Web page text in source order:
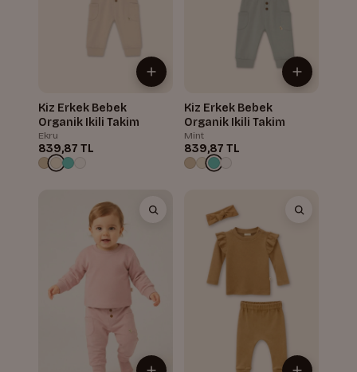
Kiz Erkek Bebek
Organik Ikili Takim
Ekru
839,87 TL
Kiz Erkek Bebek
Organik Ikili Takim
Mint
839,87 TL